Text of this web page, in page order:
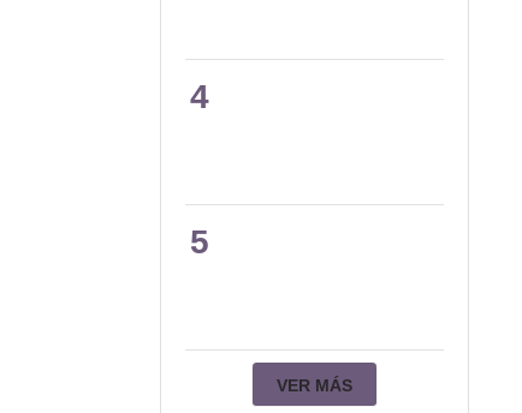
4
5
VER MÁS